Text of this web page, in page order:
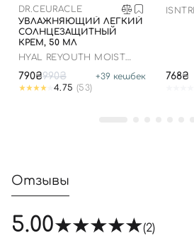
DR.CEURACLE
УВЛАЖНЯЮЩИЙ ЛЕГКИЙ
СОЛНЦЕЗАЩИТНЫЙ
КРЕМ, 50 МЛ
HYAL REYOUTH MOIST
790₴990₴ +39 кешбек
4.75 (53)
768₴
Отзывы
5.00 (2)